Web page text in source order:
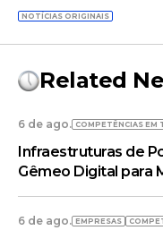
NOTÍCIAS ORIGINAIS
Related
6 de ago. COMPETÊNCIAS EM
Infraestruturas de
Gêmeo Digital para
6 de ago. EMPRESAS